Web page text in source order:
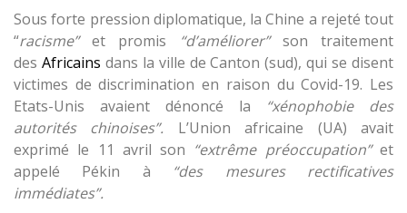
Sous forte pression diplomatique, la Chine a rejeté tout
“racisme”et promis “d’améliorer”son traitement
des Africains dans la ville de Canton (sud), qui se disent
victimes de discrimination en raison du Covid-19. Les
Etats-Unis avaient dénoncé la “xénophobie des
autorités chinoises”. L’Union africaine (UA) avait
exprimé le 11 avril son “extrême préoccupation”et
appelé Pékin à “des mesures rectificatives
immédiates”.